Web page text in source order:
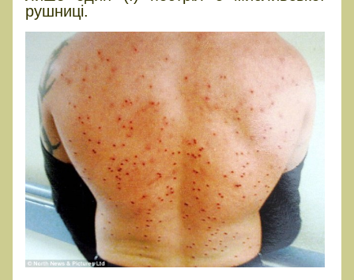
рушниці.